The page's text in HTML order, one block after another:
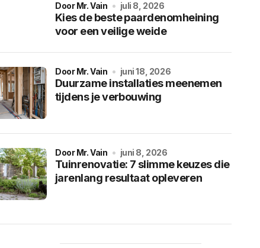
Kies de beste paardenomheining
voor een veilige weide
door Mr. Vain juli 8, 2026
Duurzame installaties meenemen
tijdens je verbouwing
door Mr. Vain juni 18, 2026
Tuinrenovatie: 7 slimme keuzes die
jarenlang resultaat opleveren
door Mr. Vain juni 8, 2026